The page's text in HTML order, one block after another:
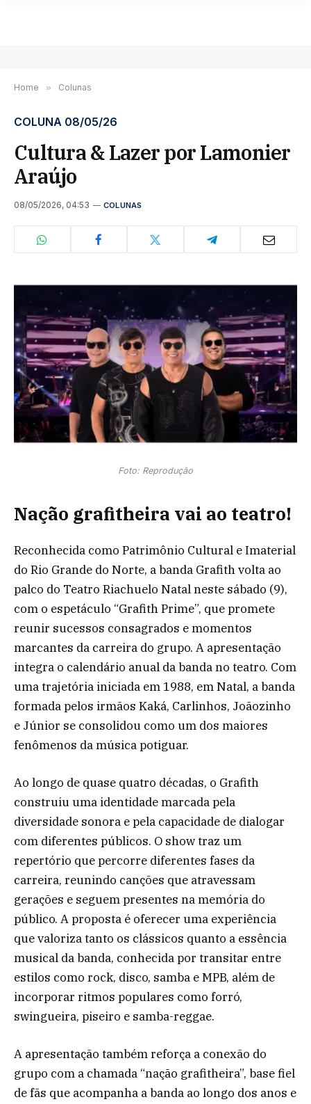
Home » Colunas
COLUNA 08/05/26
Cultura & Lazer por Lamonier
Araújo
08/05/2026, 04:53 COLUNAS
Foto: Reprodução
Nação grafitheira vai ao teatro!
Reconhecida como Patrimônio Cultural e Imaterial
do Rio Grande do Norte, a banda Grafith volta ao
palco do Teatro Riachuelo Natal neste sábado (9),
com o espetáculo “Grafith Prime”, que promete
reunir sucessos consagrados e momentos
marcantes da carreira do grupo. A apresentação
integra o calendário anual da banda no teatro. Com
uma trajetória iniciada em 1988, em Natal, a banda
formada pelos irmãos Kaká, Carlinhos, Joãozinho
e Júnior se consolidou como um dos maiores
fenômenos da música potiguar.
Ao longo de quase quatro décadas, o Grafith
construiu uma identidade marcada pela
diversidade sonora e pela capacidade de dialogar
com diferentes públicos. O show traz um
repertório que percorre diferentes fases da
carreira, reunindo canções que atravessam
gerações e seguem presentes na memória do
público. A proposta é oferecer uma experiência
que valoriza tanto os clássicos quanto a essência
musical da banda, conhecida por transitar entre
estilos como rock, disco, samba e MPB, além de
incorporar ritmos populares como forró,
swingueira, piseiro e samba-reggae.
A apresentação também reforça a conexão do
grupo com a chamada “nação grafitheira”, base fiel
de fãs que acompanha a banda ao longo dos anos e